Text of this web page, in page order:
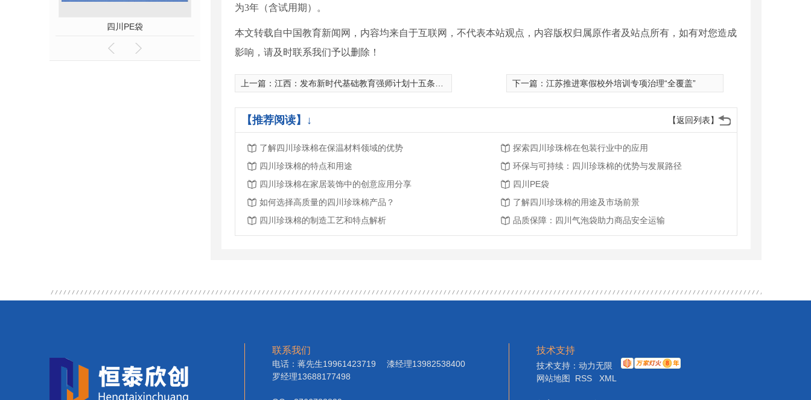
四川气泡袋 四川气泡膜材料
为3年（含试用期）。
本文转载自中国教育新闻网，内容均来自于互联网，不代表本站观点，内容版权归属原作者及站点所有，如有对您造成
影响，请及时联系我们予以删除！
上一篇： 江西：发布新时代基础教育强师计划十五条措施 下一篇： 江苏推进寒假校外培训专项治理“全覆盖”
【返回列表】
【推荐阅读】↓
了解四川珍珠棉在保温材料领域的优势
探索四川珍珠棉在包装行业中的应用
四川珍珠棉的特点和用途
环保与可持续：四川珍珠棉的优势与发展路径
四川珍珠棉在家居装饰中的创意应用分享
四川PE袋
如何选择高质量的四川珍珠棉产品？
了解四川珍珠棉的用途及市场前景
四川珍珠棉的制造工艺和特点解析
品质保障：四川气泡袋助力商品安全运输
联系我们
电话：蒋先生19961423719 漆经理13982538400
罗经理13688177498
技术支持
技术支持： 动力无限
网站地图
RSS XML